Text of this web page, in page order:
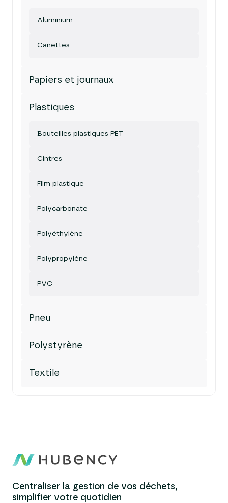
Aluminium
Canettes
Papiers et journaux
Plastiques
Bouteilles plastiques PET
Cintres
Film plastique
Polycarbonate
Polyéthylène
Polypropylène
PVC
Pneu
Polystyrène
Textile
Centraliser la gestion de vos déchets,
simplifier votre quotidien